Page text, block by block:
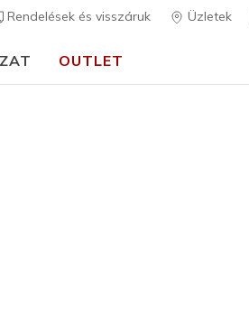
Rendelések és visszáruk Üzletek
OUTLET